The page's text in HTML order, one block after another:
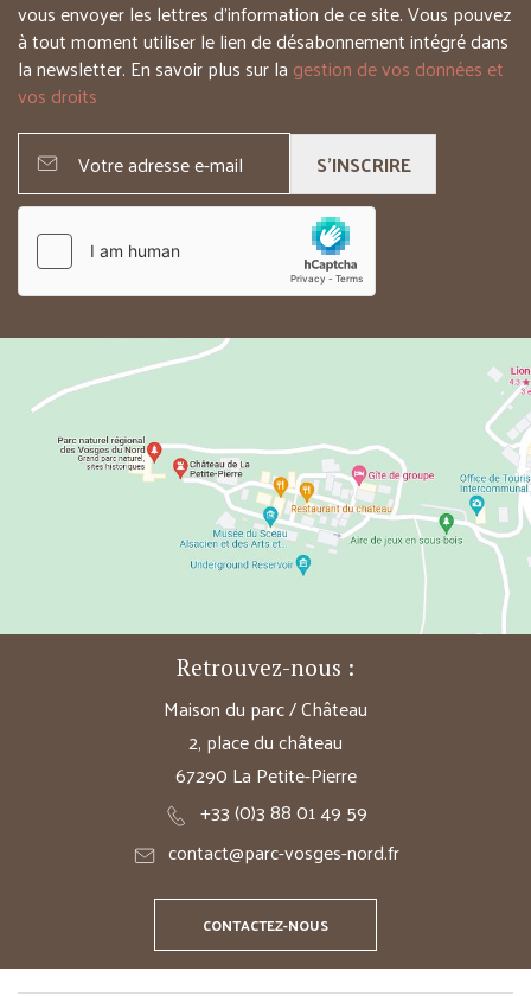
vous envoyer les lettres d’information de ce site. Vous pouvez
à tout moment utiliser le lien de désabonnement intégré dans
la newsletter. En savoir plus sur la gestion de vos données et
vos droits
S'INSCRIRE
Retrouvez-nous :
Maison du parc / Château
2, place du château
67290 La Petite-Pierre
+33 (0)3 88 01 49 59
contact@parc-vosges-nord.fr
CONTACTEZ-NOUS